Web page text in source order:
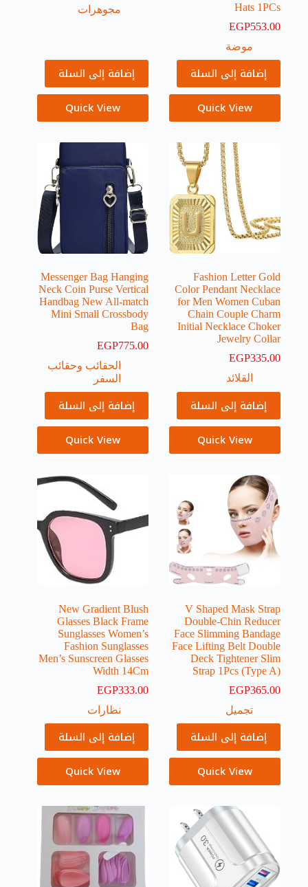
Hats 1PCs
EGP553.00
موضة
إضافة إلى السلة
Quick View
مجوهرات
إضافة إلى السلة
Quick View
Fashion Letter Gold
Color Pendant Necklace
for Men Women Cuban
Chain Couple Charm
Initial Necklace Choker
Jewelry Collar
EGP335.00
القلائد
إضافة إلى السلة
Quick View
Messenger Bag Hanging
Neck Coin Purse Vertical
Handbag New All-match
Mini Small Crossbody
Bag
EGP775.00
الحقائب وحقائب
السفر
إضافة إلى السلة
Quick View
V Shaped Mask Strap
Double-Chin Reducer
Face Slimming Bandage
Face Lifting Belt Double
Deck Tightener Slim
Strap 1Pcs (Type A)
EGP365.00
تجميل
إضافة إلى السلة
Quick View
New Gradient Blush
Glasses Black Frame
Sunglasses Women’s
Fashion Sunglasses
Men’s Sunscreen Glasses
Width 14Cm
EGP333.00
نظارات
إضافة إلى السلة
Quick View